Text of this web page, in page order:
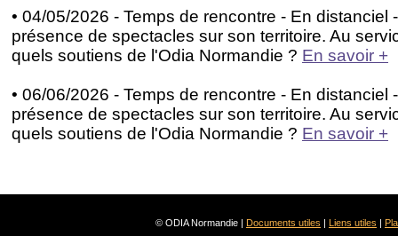
• 04/05/2026 - Temps de rencontre - En distanciel
présence de spectacles sur son territoire. Au
quels soutiens de l'Odia Normandie ? En savoir +
• 06/06/2026 - Temps de rencontre - En distanciel
présence de spectacles sur son territoire. Au
quels soutiens de l'Odia Normandie ? En savoir +
© ODIA Normandie | Documents utiles | Liens utiles |